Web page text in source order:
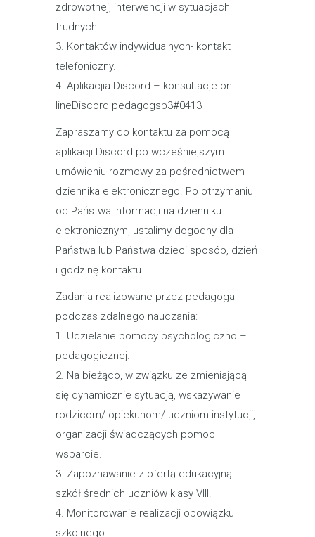
zdrowotnej, interwencji w sytuacjach
trudnych.
3. Kontaktów indywidualnych- kontakt
telefoniczny.
4. Aplikacjia Discord – konsultacje on-
lineDiscord pedagogsp3#0413
Zapraszamy do kontaktu za pomocą
aplikacji Discord po wcześniejszym
umówieniu rozmowy za pośrednictwem
dziennika elektronicznego. Po otrzymaniu
od Państwa informacji na dzienniku
elektronicznym, ustalimy dogodny dla
Państwa lub Państwa dzieci sposób, dzień
i godzinę kontaktu.
Zadania realizowane przez pedagoga
podczas zdalnego nauczania:
1. Udzielanie pomocy psychologiczno –
pedagogicznej.
2. Na bieżąco, w związku ze zmieniającą
się dynamicznie sytuacją, wskazywanie
rodzicom/ opiekunom/ uczniom instytucji,
organizacji świadczących pomoc
wsparcie.
3. Zapoznawanie z ofertą edukacyjną
szkół średnich uczniów klasy VIII.
4. Monitorowanie realizacji obowiązku
szkolnego.